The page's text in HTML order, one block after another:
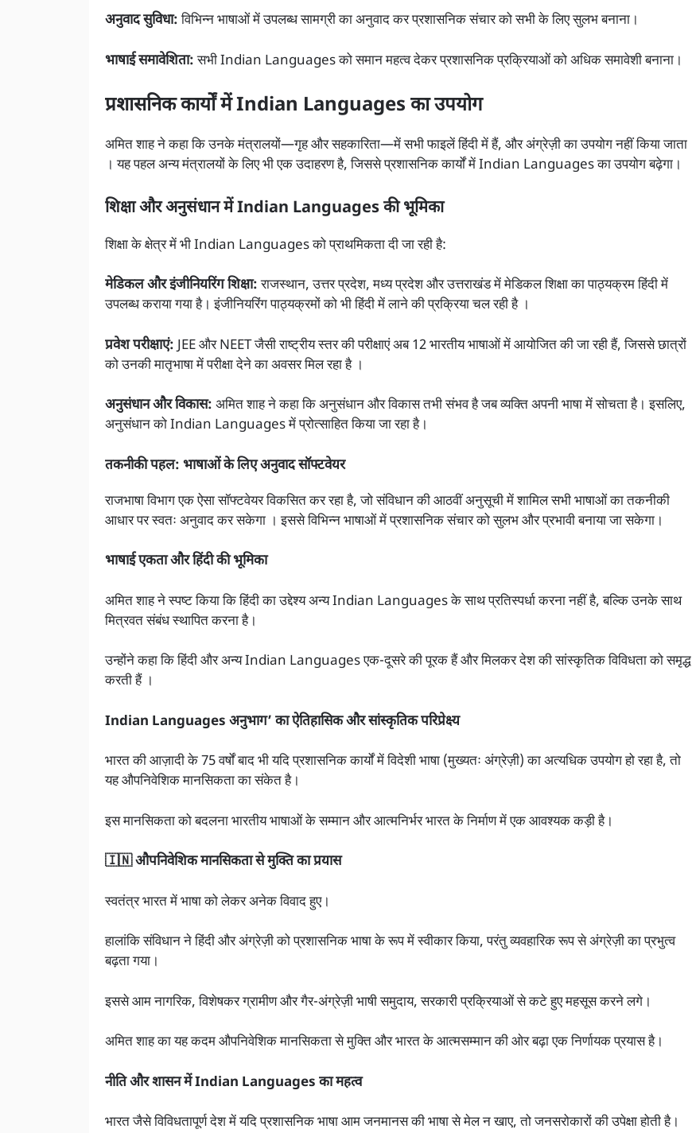
अनुवाद सुविधा:विभिन्न भाषाओं में उपलब्ध सामग्री का अनुवाद कर प्रशासनिक संचार को सभी के लिए सुलभ बनाना।
भाषाई समावेशिता:सभी Indian Languages को समान महत्व देकर प्रशासनिक प्रक्रियाओं को अधिक समावेशी बनाना।
प्रशासनिक कार्यों में Indian Languages का उपयोग
अमित शाह ने कहा कि उनके मंत्रालयों—गृह और सहकारिता—में सभी फाइलें हिंदी में हैं, और अंग्रेज़ी का उपयोग नहीं किया जाता
। यह पहल अन्य मंत्रालयों के लिए भी एक उदाहरण है, जिससे प्रशासनिक कार्यों में Indian Languages का उपयोग बढ़ेगा।
शिक्षा और अनुसंधान में Indian Languages की भूमिका
शिक्षा के क्षेत्र में भी Indian Languages को प्राथमिकता दी जा रही है:
मेडिकल और इंजीनियरिंग शिक्षा:राजस्थान, उत्तर प्रदेश, मध्य प्रदेश और उत्तराखंड में मेडिकल शिक्षा का पाठ्यक्रम हिंदी में
उपलब्ध कराया गया है। इंजीनियरिंग पाठ्यक्रमों को भी हिंदी में लाने की प्रक्रिया चल रही है ।
प्रवेश परीक्षाएं:JEE और NEET जैसी राष्ट्रीय स्तर की परीक्षाएं अब 12 भारतीय भाषाओं में आयोजित की जा रही हैं, जिससे छात्रों
को उनकी मातृभाषा में परीक्षा देने का अवसर मिल रहा है ।
अनुसंधान और विकास: अमित शाह ने कहा कि अनुसंधान और विकास तभी संभव है जब व्यक्ति अपनी भाषा में सोचता है। इसलिए,
अनुसंधान को Indian Languages में प्रोत्साहित किया जा रहा है।
तकनीकी पहल: भाषाओं के लिए अनुवाद सॉफ्टवेयर
राजभाषा विभाग एक ऐसा सॉफ्टवेयर विकसित कर रहा है, जो संविधान की आठवीं अनुसूची में शामिल सभी भाषाओं का तकनीकी
आधार पर स्वतः अनुवाद कर सकेगा । इससे विभिन्न भाषाओं में प्रशासनिक संचार को सुलभ और प्रभावी बनाया जा सकेगा।
भाषाई एकता और हिंदी की भूमिका
अमित शाह ने स्पष्ट किया कि हिंदी का उद्देश्य अन्य Indian Languages के साथ प्रतिस्पर्धा करना नहीं है, बल्कि उनके साथ
मित्रवत संबंध स्थापित करना है।
उन्होंने कहा कि हिंदी और अन्य Indian Languages एक-दूसरे की पूरक हैं और मिलकर देश की सांस्कृतिक विविधता को समृद्ध
करती हैं ।
Indian Languages अनुभाग’ का ऐतिहासिक और सांस्कृतिक परिप्रेक्ष्य
भारत की आज़ादी के 75 वर्षों बाद भी यदि प्रशासनिक कार्यों में विदेशी भाषा (मुख्यतः अंग्रेज़ी) का अत्यधिक उपयोग हो रहा है, तो
यह औपनिवेशिक मानसिकता का संकेत है।
इस मानसिकता को बदलना भारतीय भाषाओं के सम्मान और आत्मनिर्भर भारत के निर्माण में एक आवश्यक कड़ी है।
🇮🇳 औपनिवेशिक मानसिकता से मुक्ति का प्रयास
स्वतंत्र भारत में भाषा को लेकर अनेक विवाद हुए।
हालांकि संविधान ने हिंदी और अंग्रेज़ी को प्रशासनिक भाषा के रूप में स्वीकार किया, परंतु व्यवहारिक रूप से अंग्रेज़ी का प्रभुत्व
बढ़ता गया।
इससे आम नागरिक, विशेषकर ग्रामीण और गैर-अंग्रेज़ी भाषी समुदाय, सरकारी प्रक्रियाओं से कटे हुए महसूस करने लगे।
अमित शाह का यह कदम औपनिवेशिक मानसिकता से मुक्ति और भारत के आत्मसम्मान की ओर बढ़ा एक निर्णायक प्रयास है।
नीति और शासन में Indian Languages का महत्व
भारत जैसे विविधतापूर्ण देश में यदि प्रशासनिक भाषा आम जनमानस की भाषा से मेल न खाए, तो जनसरोकारों की उपेक्षा होती है।